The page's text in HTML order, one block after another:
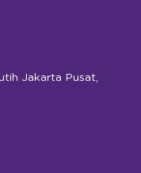
Jakarta Pusat,